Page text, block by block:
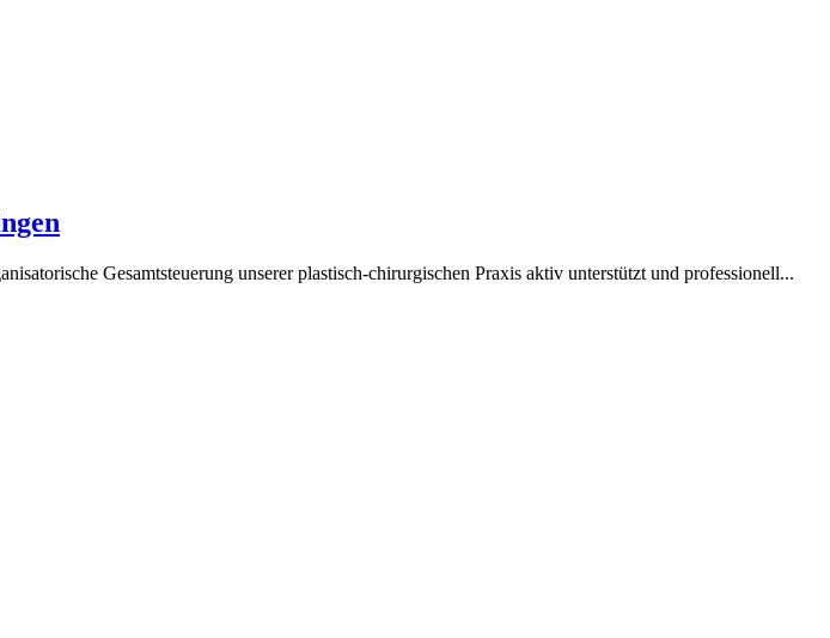
Gesamtsteuerung unserer plastisch-chirurgischen Praxis aktiv unterstützt und professionell...